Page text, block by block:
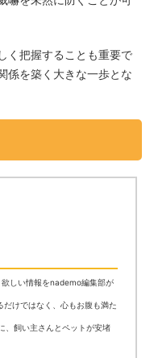
く把握することも重要で
係を築く大きな一歩とな
しい情報をnademo編集部が
だけではなく、心もお腹も満た
、飼い主さんとペットが安堵